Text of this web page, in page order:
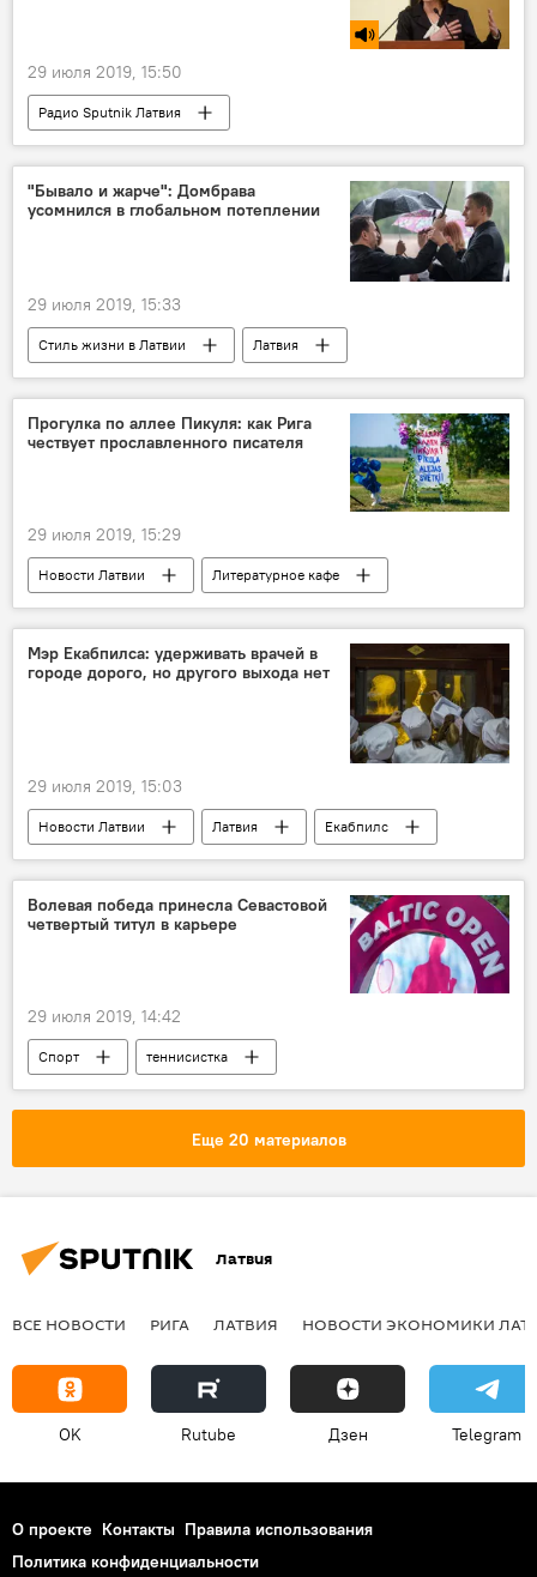
29 июля 2019, 15:50
Радио Sputnik Латвия
Русские школы: языковой барьер или мост
Латвия
русский язык
Елизавета Кривцова
образование
"Бывало и жарче": Домбрава
усомнился в глобальном потеплении
29 июля 2019, 15:33
Стиль жизни в Латвии
Латвия
Янис Домбрава
Прогулка по аллее Пикуля: как Рига
чествует прославленного писателя
29 июля 2019, 15:29
Новости Латвии
Литературное кафе
Валентин Пикуль
Рига писатель
Мэр Екабпилса: удерживать врачей в
городе дорого, но другого выхода нет
29 июля 2019, 15:03
Новости Латвии Латвия
Екабпилс
Наболело
Волевая победа принесла Севастовой
четвертый титул в карьере
29 июля 2019, 14:42
Спорт
теннисистка
теннисный турнир
Еще 20 материалов
Латвия
ВСЕ НОВОСТИ РИГА ЛАТВИЯ НОВОСТИ ЭКОНОМИКИ
OK Rutube Дзен Telegram
О проекте Контакты Правила использования
Политика конфиденциальности